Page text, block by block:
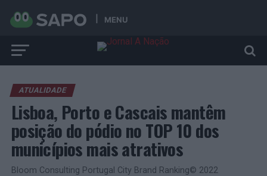
MENU
ATUALIDADE
Lisboa, Porto e Cascais mantêm
posição do pódio no TOP 10 dos
municípios mais atrativos
Bloom Consulting Portugal City Brand Ranking© 2022